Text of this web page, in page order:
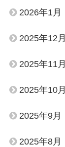
2026年1月
2025年12月
2025年11月
2025年10月
2025年9月
2025年8月